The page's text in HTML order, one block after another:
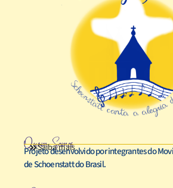
Quem Somos
Saiba mais
Projeto desenvolvido por integrantes do
de Schoenstatt do Brasil.